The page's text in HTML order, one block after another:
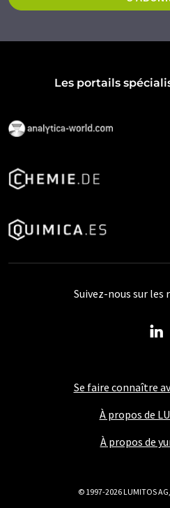
Les portails
Se faire connaître
À propos de
À propos de
Suivez-nous sur les
© 1997-2026 LUMITOS